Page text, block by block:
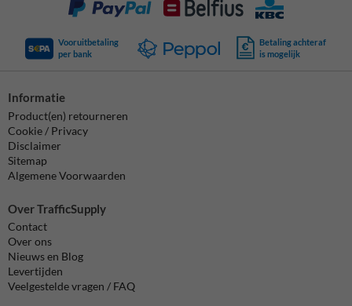
Vooruitbetaling
per bank
Betaling achteraf
is mogelijk
Informatie
Product(en) retourneren
Cookie / Privacy
Disclaimer
Sitemap
Algemene Voorwaarden
Over TrafficSupply
Contact
Over ons
Nieuws en Blog
Levertijden
Veelgestelde vragen / FAQ